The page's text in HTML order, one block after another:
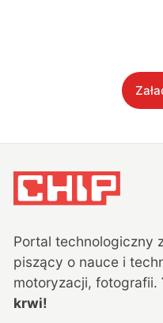
Portal technologiczny
piszący o nauce i
motoryzacji, fotografii.
krwi!